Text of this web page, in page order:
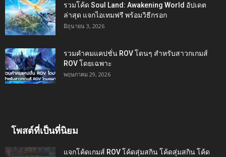
รวมโค้ด Soul Land: Awakening World อัปเดต
ล่าสุด แจกไอเทมฟรี พร้อมวิธีกรอก
มิถุนายน 3, 2026
รวมคำคมแคปชั่น ROV โดนๆ สำหรับสาวกเกมส์
ROV โดยเฉพาะ
พฤษภาคม 29, 2026
โพสต์ที่เป็นที่นิยม
แจกโค้ดเกมส์ ROV โค้ดสุ่มสกิน โค้ดสุ่มสกิน โค้ด